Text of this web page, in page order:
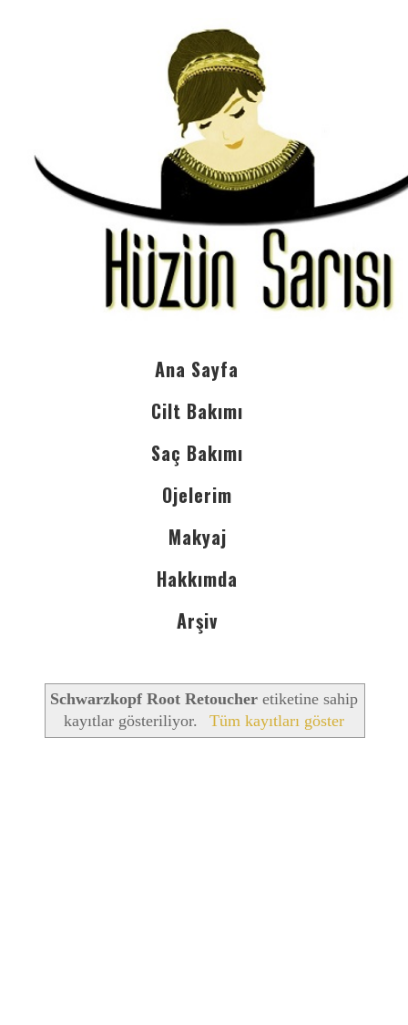
Ana Sayfa
Cilt Bakımı
Saç Bakımı
Ojelerim
Makyaj
Hakkımda
Arşiv
Schwarzkopf Root Retoucher etiketine sahip
kayıtlar gösteriliyor.
Tüm kayıtları göster